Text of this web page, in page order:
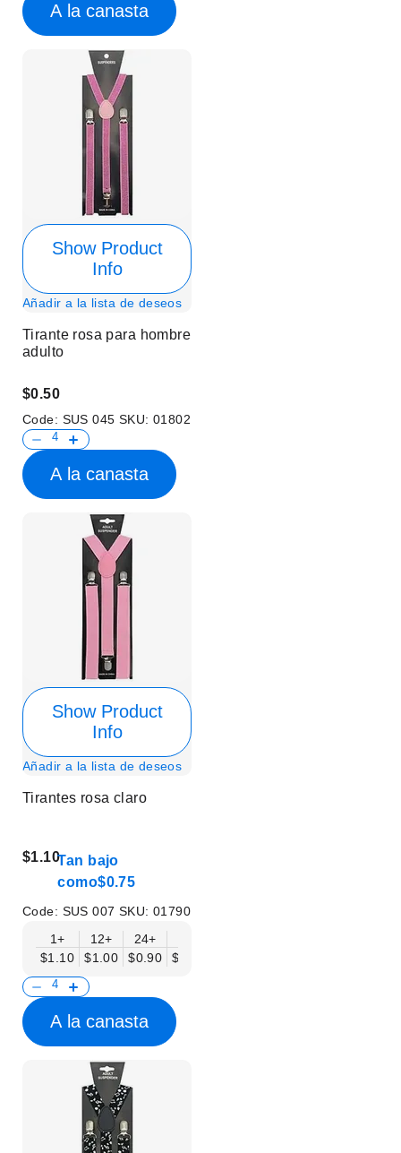
A la canasta
Show Product
Info
Añadir a la lista de deseos
Tirante rosa para hombre
adulto
$0.50
Code: SUS 045 SKU:01802
A la canasta
Show Product
Info
Añadir a la lista de deseos
Tirantes rosa claro
$1.10Tan bajo
como$0.75
Code: SUS 007 SKU:01790
1+
$1.10
12+
$1.00
24+
$0.90
$0.75
A la canasta